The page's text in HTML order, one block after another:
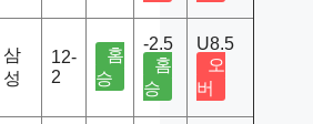
삼
성
12-
2
홈
승
-2.5
홈
승
U8.5
오
버